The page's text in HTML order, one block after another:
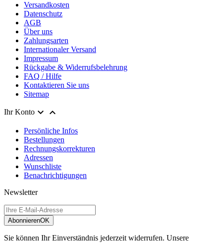
Versandkosten
Datenschutz
AGB
Über uns
Zahlungsarten
Internationaler Versand
Impressum
Rückgabe & Widerrufsbelehrung
FAQ / Hilfe
Kontaktieren Sie uns
Sitemap
Ihr Konto  
Persönliche Infos
Bestellungen
Rechnungskorrekturen
Adressen
Wunschliste
Benachrichtigungen
Newsletter
AbonnierenOK
Sie können Ihr Einverständnis jederzeit widerrufen. Unsere